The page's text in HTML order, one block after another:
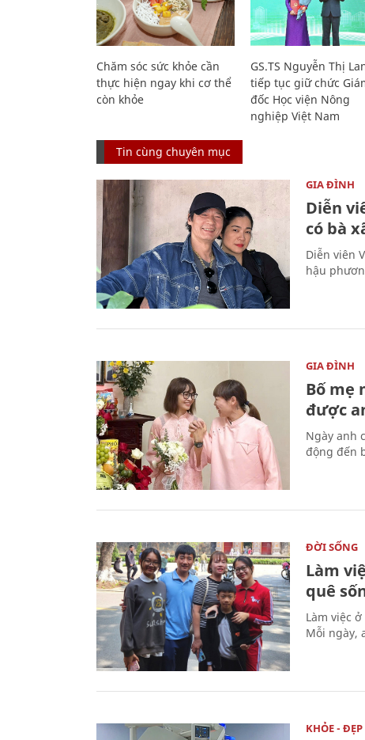
Chăm sóc sức khỏe cần
thực hiện ngay khi cơ thể
còn khỏe
GS.TS Nguyễn Thị
tiếp tục giữ chức
đốc Học viện Nông
nghiệp Việt Nam
Tin cùng chuyên mục
GIA ĐÌNH
Diễn
có bà
Diễn viên
hậu
GIA ĐÌNH
Bố mẹ
được
Ngày anh
động đến
ĐỜI SỐNG
Làm
quê
Làm việc
Mỗi ngày,
KHỎE - ĐẸP